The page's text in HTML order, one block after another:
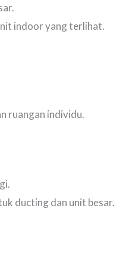
indoor yang terlihat.
ruangan individu.
ducting dan unit besar.